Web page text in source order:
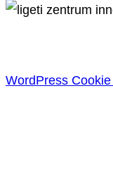
WordPress